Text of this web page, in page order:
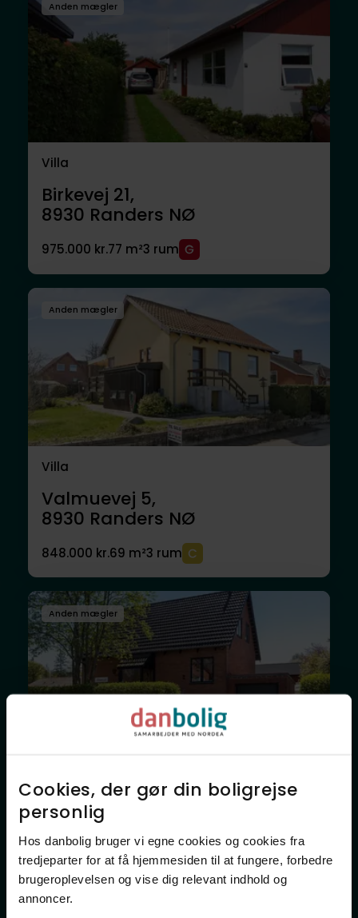
Cookies, der gør din boligrejse
personlig​
Hos danbolig bruger vi egne cookies og cookies fra
tredjeparter for at få hjemmesiden til at fungere, forbedre
brugeroplevelsen og vise dig relevant indhold og
annoncer.​
Anden mægler
Villa
Birkevej 21,
8930 Randers NØ
975.000 kr.77 m²3 rum
Anden mægler
Villa
Valmuevej 5,
8930 Randers NØ
848.000 kr.69 m²3 rum
Anden mægler
Hyacintvej 15,
8930 Randers NØ
1.195.000 kr.124 m²3 rum